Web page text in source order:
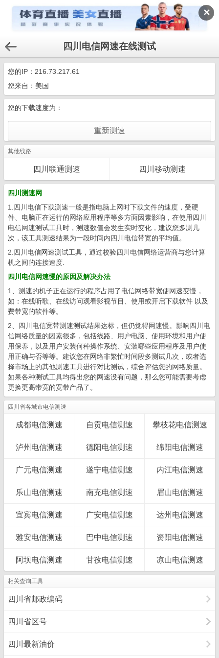
✕
四川电信网速在线测试
您的IP： 216.73.217.61
您来自：美国
您的下载速度为：
其他线路
四川联通测速 四川移动测速
四川测速网
1.四川电信下载测速一般是指电脑上网时下载文件的速度，受硬
件、电脑正在运行的网络应用程序等多方面因素影响，在使用四川
电信网速测试工具时，测速数值会发生实时变化，建议您多测几
次，该工具测速结果为一段时间内四川电信带宽的平均值。
2.四川电信网速测试工具，通过校验四川电信网络运营商与您计算
机之间的连接速度.
四川电信网速慢的原因及解决办法
1、测速的机子正在运行的程序占用了电信网络带宽使网速变慢，
如：在线听歌、在线访问观看影视节目、使用或开启下载软件 以及
费带宽的软件等。
2、四川电信宽带测速测试结果达标，但仍觉得网速慢。影响四川电
信网络质量的因素很多，包括线路、用户电脑、使用环境和用户使
用保养，以及用户安装何种操作系统、安装哪些应用程序及用户使
用正确与否等等。建议您在网络非繁忙时间段多测试几次，或者选
择市场上的其他测速工具进行对比测试，综合评估您的网络质量。
如果各种测试工具均得出您的网速没有问题，那么您可能需要考虑
更换更高带宽的宽带产品了。
四川省各城市电信测速
成都电信测速 自贡电信测速 攀枝花电信测速
泸州电信测速 德阳电信测速 绵阳电信测速
广元电信测速 遂宁电信测速 内江电信测速
乐山电信测速 南充电信测速 眉山电信测速
宜宾电信测速 广安电信测速 达州电信测速
雅安电信测速 巴中电信测速 资阳电信测速
阿坝电信测速 甘孜电信测速 凉山电信测速
相关查询工具
四川省邮政编码
四川省区号
四川最新油价